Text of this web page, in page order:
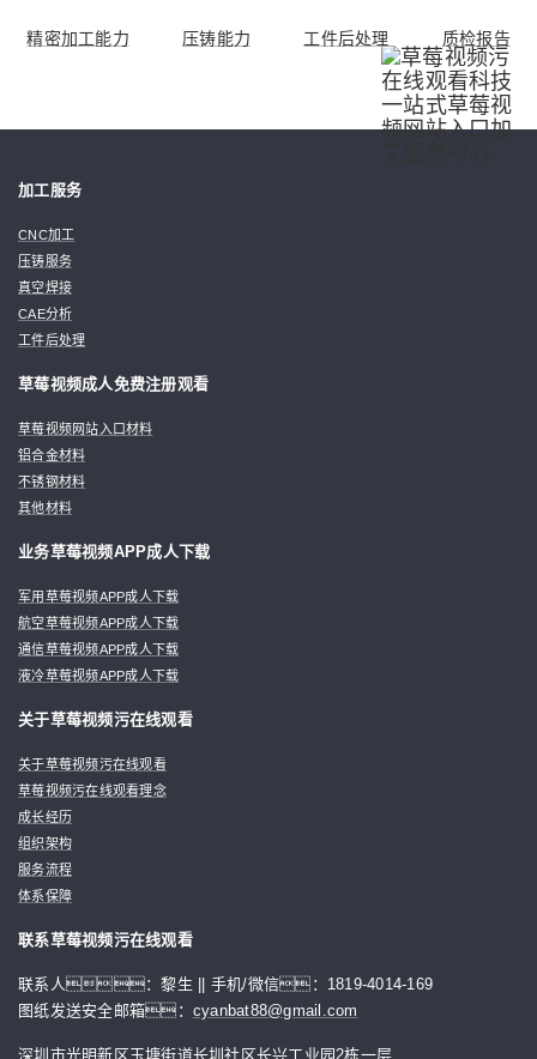
精密加工能力 压铸能力 工件后处理 质检报告
加工服务
CNC加工
压铸服务
真空焊接
CAE分析
工件后处理
草莓视频成人免费注册观看
草莓视频网站入口材料
铝合金材料
不锈钢材料
其他材料
业务草莓视频APP成人下载
军用草莓视频APP成人下载
航空草莓视频APP成人下载
通信草莓视频APP成人下载
液冷草莓视频APP成人下载
关于草莓视频污在线观看
关于草莓视频污在线观看
草莓视频污在线观看理念
成长经历
组织架构
服务流程
体系保障
联系草莓视频污在线观看
联系人：黎生 || 手机/微信：1819-4014-169
图纸发送安全邮箱： cyanbat88@gmail.com
深圳市光明新区玉塘街道长圳社区长兴工业园2栋一层